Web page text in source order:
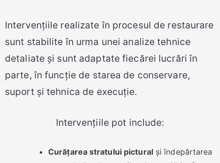
Intervențiile realizate în procesul de restaurare
sunt stabilite în urma unei analize tehnice
detaliate și sunt adaptate fiecărei lucrări în
parte, în funcție de starea de conservare,
suport și tehnica de execuție.
Intervențiile pot include:
Curățarea stratului picturalși îndepărtarea